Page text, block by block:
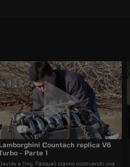
Lamborghini Countach replica V6
Turbo - Parte 1
Davide e l'ing. Pasquali stanno costruendo una